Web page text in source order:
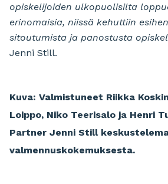
opiskelijoiden ulkopuolisilta
erinomaisia, niissä kehuttiin
sitoutumista ja panostusta
Jenni Still.
Kuva: Valmistuneet Riikka
Loippo, Niko Teerisalo ja Henri
Partner Jenni Still
valmennuskokemuksesta.